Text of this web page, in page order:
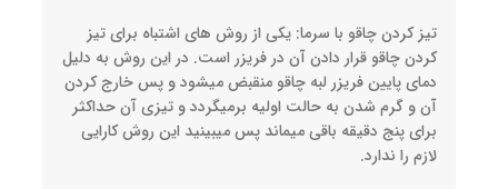
تیز کردن چاقو با سرما: یکی از روش های اشتباه برای تیز
کردن چاقو قرار دادن آن در فریزر است. در این روش به دلیل
دمای پایین فریزر لبه چاقو منقبض میشود و پس خارج کردن
آن و گرم شدن به حالت اولیه برمیگردد و تیزی آن حداکثر
برای پنج دقیقه باقی میماند پس میبینید این روش کارایی
لازم را ندارد.